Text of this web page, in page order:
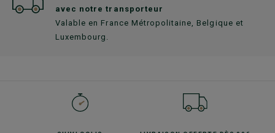
avec notre transporteur
Valable en France Métropolitaine, Belgique et
Luxembourg.